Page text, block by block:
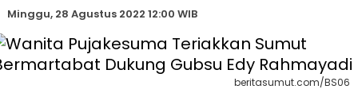
Minggu, 28 Agustus 2022 12:00 WIB
beritasumut.com/BS06